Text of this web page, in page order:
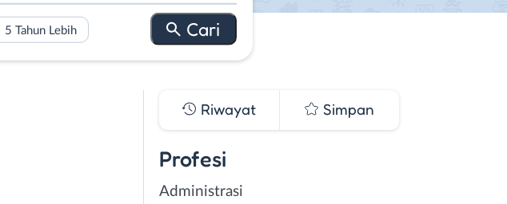
5 Tahun Lebih
Riwayat Simpan
Profesi
Administrasi